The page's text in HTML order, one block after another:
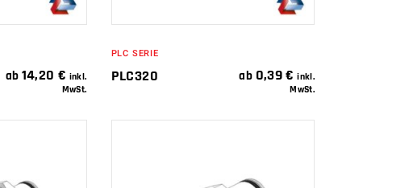
ab 14,20 € inkl.
MwSt.
PLC SERIE
PLC320 ab 0,39€ inkl.
MwSt.